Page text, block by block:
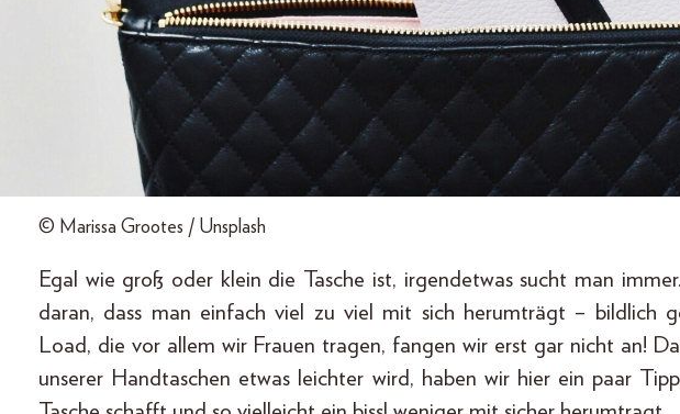
© Marissa Grootes / Unsplash
Egal wie groß oder klein die Tasche ist, irgendetwas sucht man
daran, dass man einfach viel zu viel mit sich herumträgt – bildlich
Load, die vor allem wir Frauen tragen, fangen wir erst gar nicht an!
unserer Handtaschen etwas leichter wird, haben wir hier ein paar